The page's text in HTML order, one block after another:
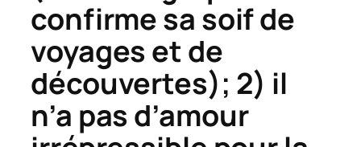
confirme sa soif de
voyages et de
découvertes); 2) il
n’a pas d’amour